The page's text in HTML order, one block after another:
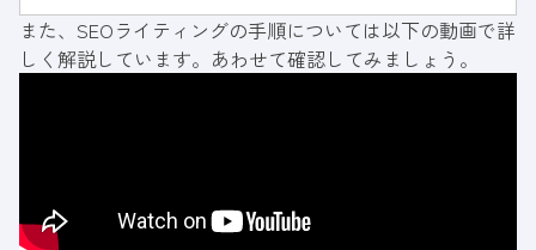
いSEO対策をしましょう。
また、SEOライティングの手順については以下の動画で詳
しく解説しています。あわせて確認してみましょう。